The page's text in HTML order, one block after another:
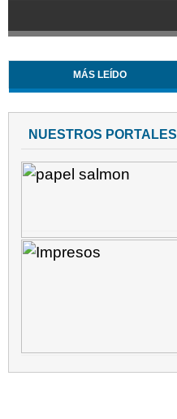
MÁS LEÍDO
NUESTROS PORTALES